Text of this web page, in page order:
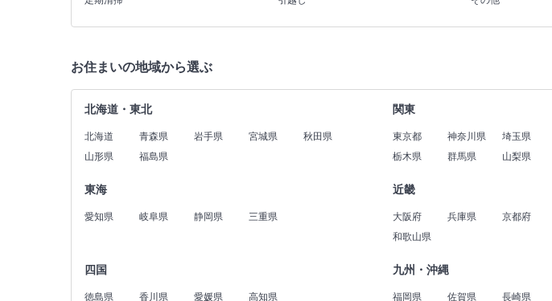
お住まいの地域から選ぶ
北海道・東北
北海道 青森県 岩手県 宮城県
秋田県
山形県
福島県
関東
東京都 神奈川県 埼玉県
栃木県
群馬県 山梨県
東海
愛知県 岐阜県 静岡県 三重県
近畿
大阪府 兵庫県 京都府
和歌山県
四国
徳島県 香川県 愛媛県 高知県
九州・沖縄
福岡県 佐賀県 長崎県